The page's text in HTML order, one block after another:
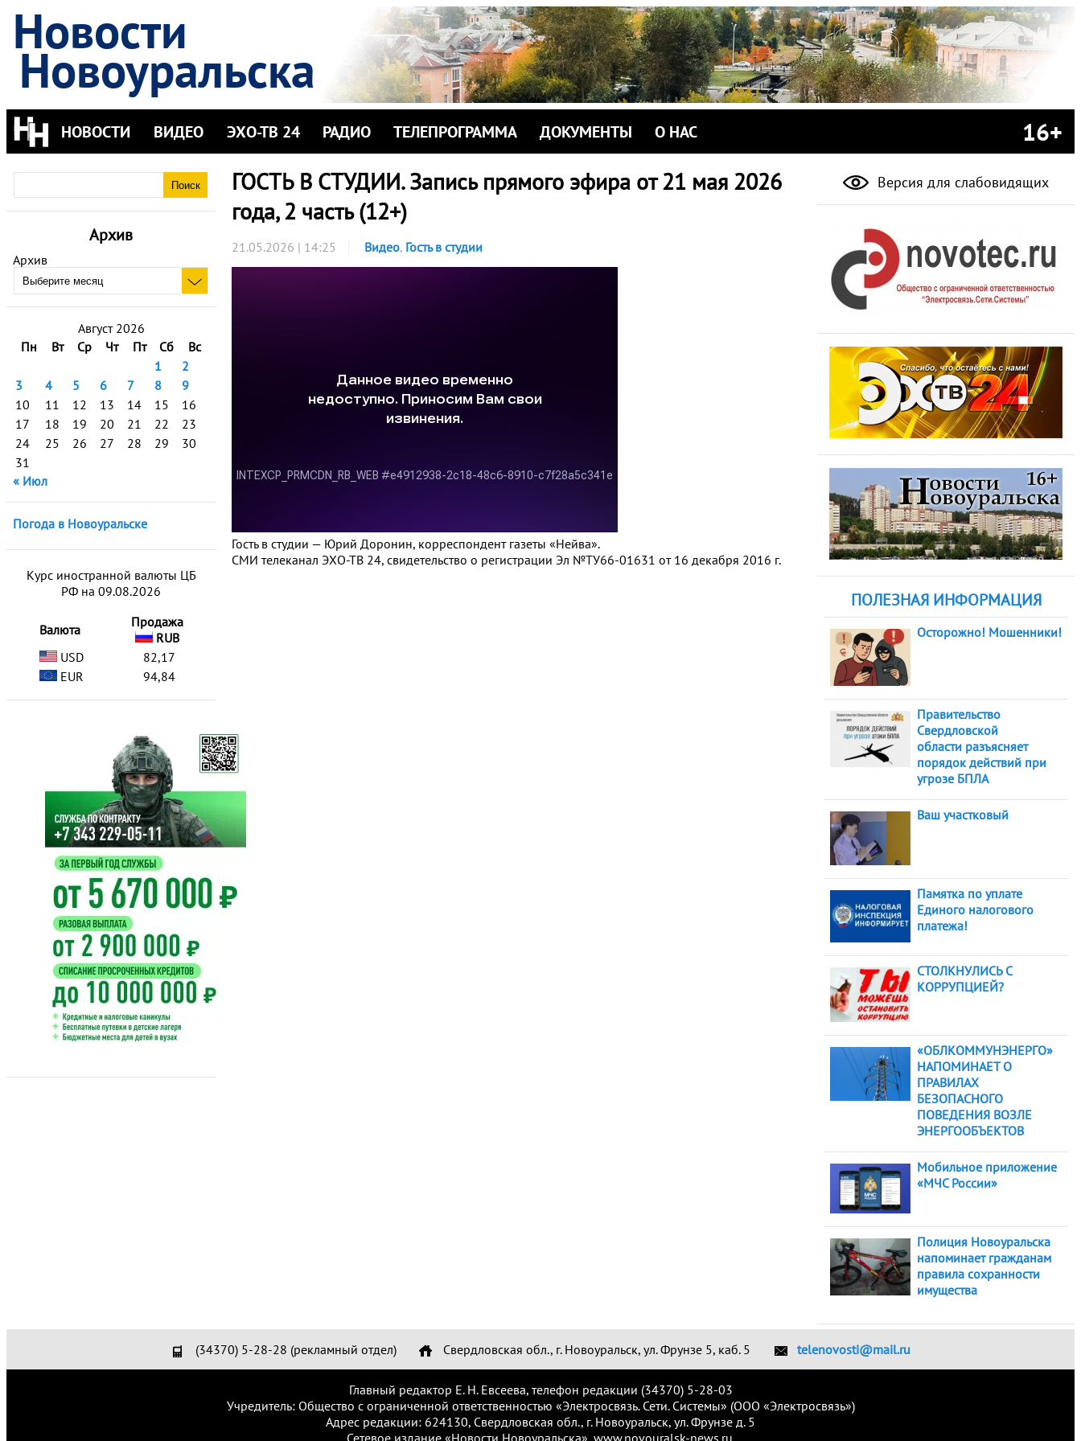
Новости
Новоуральска
НОВОСТИ ВИДЕО ЭХО-ТВ 24 РАДИО ТЕЛЕПРОГРАММА ДОКУМЕНТЫ О НАС 16+
Архив
Архив
Август 2026
Пн
Вт Ср Чт Пт Сб
Вс
1
2
3
4 5 6 7 8
9
10
11 12 13 14 15
16
17
18 19 20 21 22
23
24
25 26 27 28 29
30
31
« Июл
Погода в Новоуральске
Курс иностранной валюты ЦБ
РФ на 09.08.2026
Валюта
Продажа
RUB
USD
82,17
EUR
94,84
ГОСТЬ В СТУДИИ. Запись прямого эфира от 21 мая 2026
года, 2 часть (12+)
21.05.2026 | 14:25 Видео, Гость в студии
Гость в студии — Юрий Доронин, корреспондент газеты «Нейва».
СМИ телеканал ЭХО-ТВ 24, свидетельство о регистрации Эл №ТУ66-01631 от 16 декабря 2016 г.
Версия для слабовидящих
ПОЛЕЗНАЯ ИНФОРМАЦИЯ
Осторожно! Мошенники!
Правительство
Свердловской
области разъясняет
порядок действий при
угрозе БПЛА
Ваш участковый
Памятка по уплате
Единого налогового
платежа!
СТОЛКНУЛИСЬ С
КОРРУПЦИЕЙ?
«ОБЛКОММУНЭНЕРГО»
НАПОМИНАЕТ О
ПРАВИЛАХ
БЕЗОПАСНОГО
ПОВЕДЕНИЯ ВОЗЛЕ
ЭНЕРГООБЪЕКТОВ
Мобильное приложение
«МЧС России»
Полиция Новоуральска
напоминает гражданам
правила сохранности
имущества
(34370) 5-28-28 (рекламный отдел) Свердловская обл., г. Новоуральск, ул. Фрунзе 5, каб. 5 telenovosti@mail.ru
Главный редактор Е. Н. Евсеева, телефон редакции (34370) 5-28-03
Учредитель: Общество с ограниченной ответственностью «Электросвязь. Сети. Системы» (ООО «Электросвязь»)
Адрес редакции: 624130, Свердловская обл., г. Новоуральск, ул. Фрунзе д. 5